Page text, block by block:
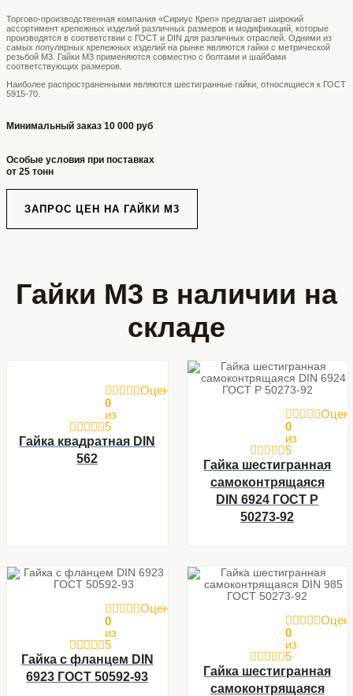
Торгово-производственная компания «Сириус Креп» предлагает широкий
ассортимент крепежных изделий различных размеров и модификаций, которые
производятся в соответствии с ГОСТ и DIN для различных отраслей. Одними из
самых популярных крепежных изделий на рынке являются гайки с метрической
резьбой М3. Гайки М3 применяются совместно с болтами и шайбами
соответствующих размеров.
Наиболее распространенными являются шестигранные гайки, относящиеся к ГОСТ
5915-70.
Минимальный заказ 10 000 руб
Особые условия при поставках
от 25 тонн
ЗАПРОС ЦЕН НА ГАЙКИ М3
Гайки М3 в наличии на
складе
Оценка
0
из
5
Гайка квадратная DIN
562
0
из
5
Гайка шестигранная
самоконтрящаяся
DIN 6924 ГОСТ Р
50273-92
Оценка
0
из
5
Гайка с фланцем DIN
6923 ГОСТ 50592-93
0
из
5
Гайка шестигранная
самоконтрящаяся